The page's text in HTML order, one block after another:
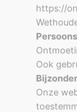
https://
Ook
Onze